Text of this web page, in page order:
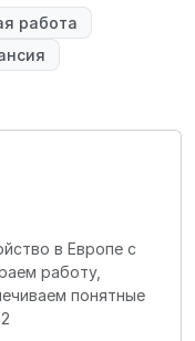
работа
в Европе с
работу,
понятные